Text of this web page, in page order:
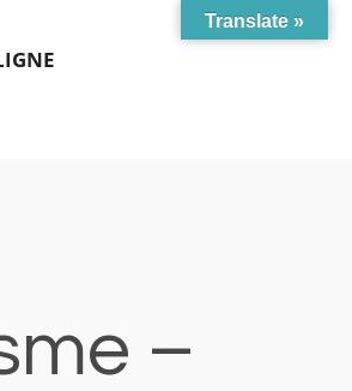
–
Translate »